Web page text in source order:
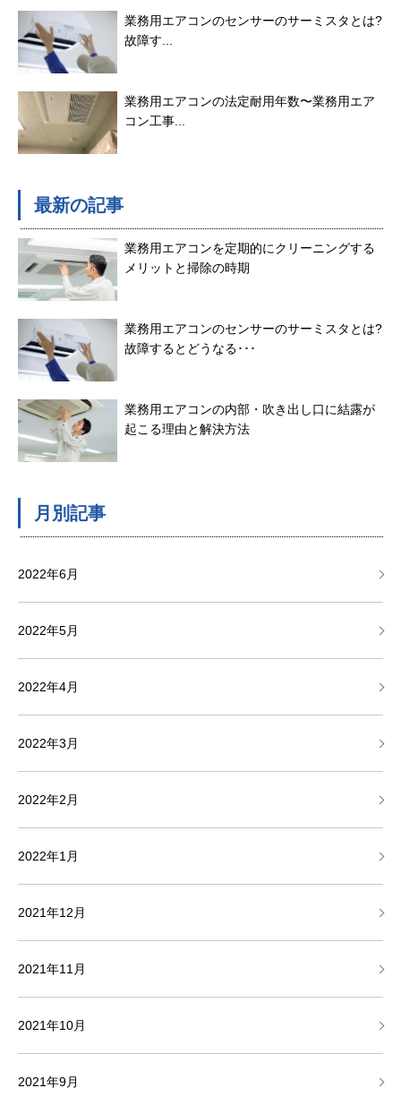
業務用エアコンのセンサーのサーミスタとは?
故障す...
業務用エアコンの法定耐用年数〜業務用エア
コン工事...
最新の記事
業務用エアコンを定期的にクリーニングする
メリットと掃除の時期
業務用エアコンのセンサーのサーミスタとは?
故障するとどうなる･･･
業務用エアコンの内部・吹き出し口に結露が
起こる理由と解決方法
月別記事
2022年6月
2022年5月
2022年4月
2022年3月
2022年2月
2022年1月
2021年12月
2021年11月
2021年10月
2021年9月